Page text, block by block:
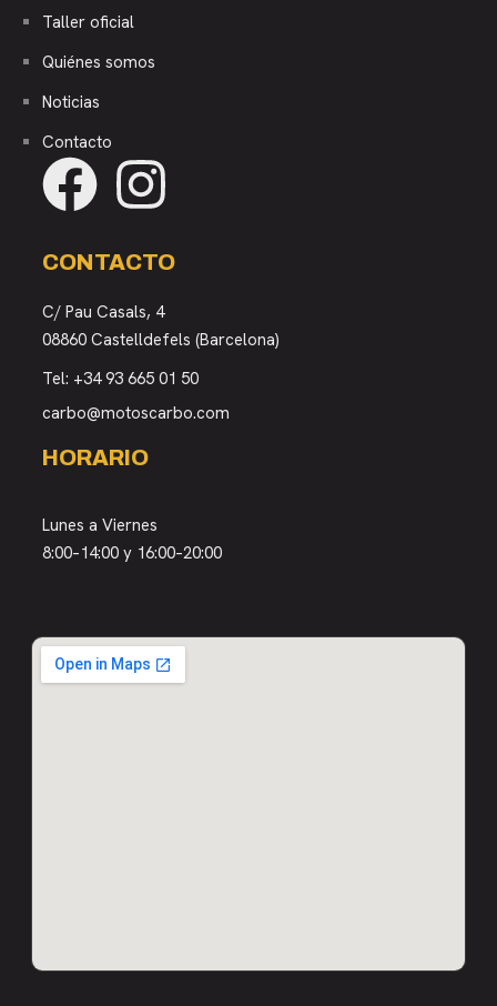
Taller oficial
Quiénes somos
Noticias
Contacto
CONTACTO
C/ Pau Casals, 4
08860 Castelldefels (Barcelona)
Tel: +34 93 665 01 50
carbo@motoscarbo.com
HORARIO
Lunes a Viernes
8:00–14:00 y 16:00–20:00